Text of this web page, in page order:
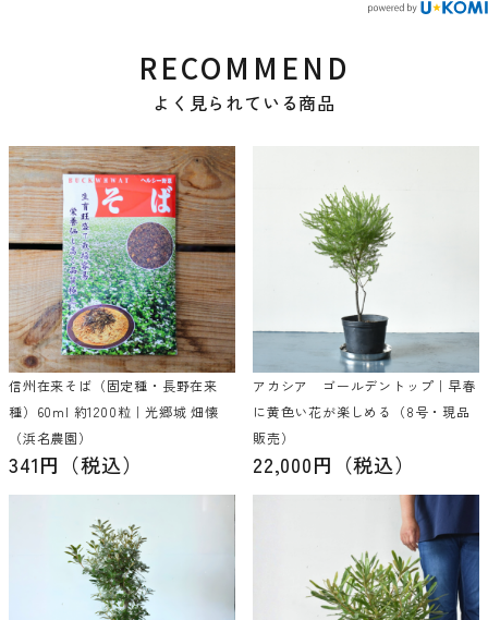
RECOMMEND
よく見られている商品
信州在来そば（固定種・長野在来
種）60ml 約1200粒｜光郷城 畑懐
（浜名農園）
341円（税込）
アカシア ゴールデントップ｜早春
に黄色い花が楽しめる（8号・現品
販売）
22,000円（税込）